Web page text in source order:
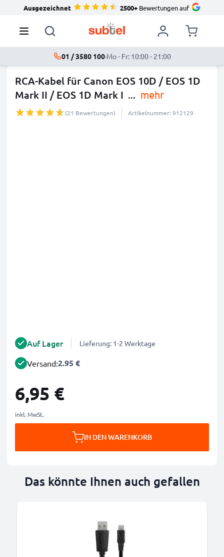
Ausgezeichnet 2500+Bewertungen auf
01 / 3580 100·Mo - Fr: 10:00 - 21:00
RCA-Kabel für Canon EOS 10D / EOS 1D
Mark II / EOS 1D Mark I ... mehr
(21 Bewertungen) Artikelnummer: 912129
Auf Lager Lieferung: 1-2 Werktage
Versand:2.95 €
6,95 €
inkl. MwSt.
IN DEN WARENKORB
Das könnte Ihnen auch gefallen